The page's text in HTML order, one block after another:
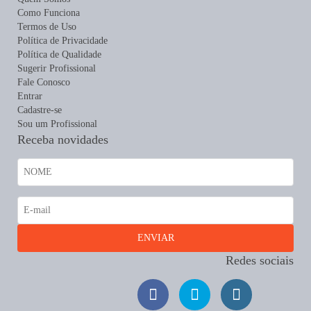
Como Funciona
Termos de Uso
Política de Privacidade
Política de Qualidade
Sugerir Profissional
Fale Conosco
Entrar
Cadastre-se
Sou um Profissional
Receba novidades
Redes sociais